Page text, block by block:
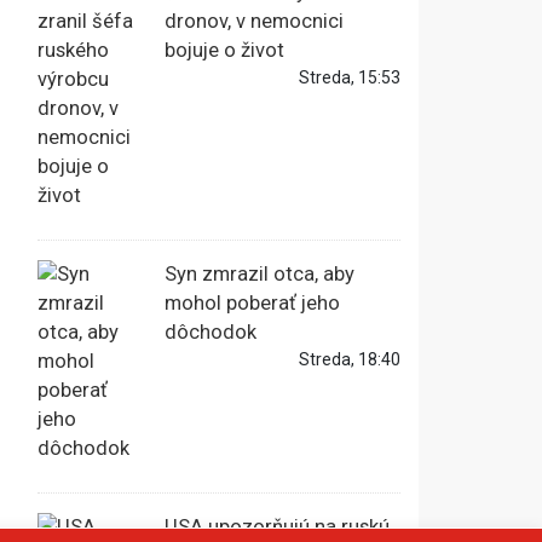
dronov, v nemocnici
bojuje o život
Streda, 15:53
Syn zmrazil otca, aby
mohol poberať jeho
dôchodok
Streda, 18:40
USA upozorňujú na ruskú